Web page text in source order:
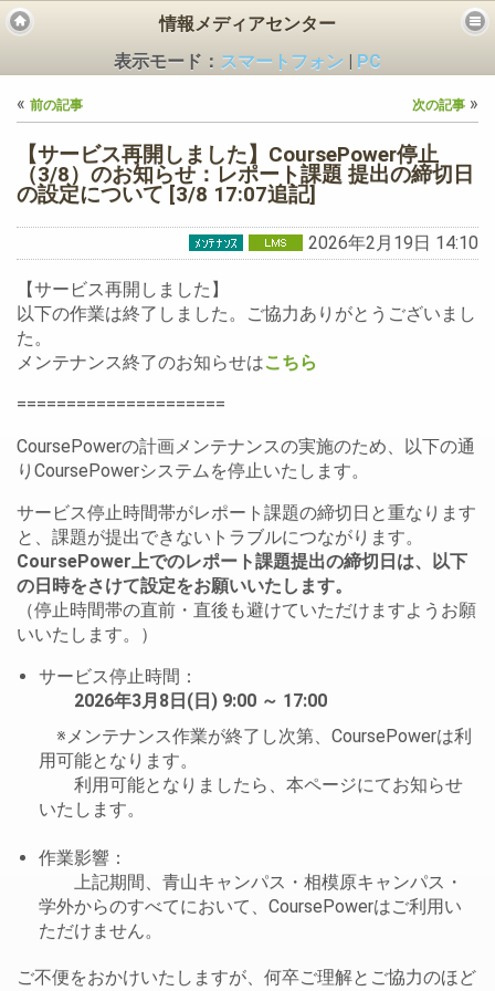
ス
情報メディアセンター
表示モード： スマートフォン
PC
« 前の記事 次の記事 »
【サービス再開しました】CoursePower停止
（3/8）のお知らせ：レポート課題 提出の締切日
の設定について [3/8 17:07追記]
2026年2月19日 14:10
【サービス再開しました】
以下の作業は終了しました。ご協力ありがとうございまし
た。
メンテナンス終了のお知らせはこちら
=====================
CoursePowerの計画メンテナンスの実施のため、以下の通
りCoursePowerシステムを停止いたします。
サービス停止時間帯がレポート課題の締切日と重なります
と、課題が提出できないトラブルにつながります。
CoursePower上でのレポート課題提出の締切日は、以下
の日時をさけて設定をお願いいたします。
（停止時間帯の直前・直後も避けていただけますようお願
いいたします。）
サービス停止時間：
2026年3月8日(日) 9:00 ～ 17:00
※メンテナンス作業が終了し次第、CoursePowerは利
用可能となります。
利用可能となりましたら、本ページにてお知らせ
いたします。
作業影響：
上記期間、青山キャンパス・相模原キャンパス・
学外からのすべてにおいて、CoursePowerはご利用い
ただけません。
ご不便をおかけいたしますが、何卒ご理解とご協力のほど